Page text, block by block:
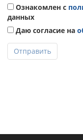
Ознакомлен с
данных
Даю согласие на
Отправить